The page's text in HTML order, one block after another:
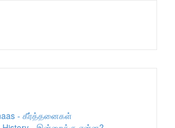
- கீர்த்தனைகள்